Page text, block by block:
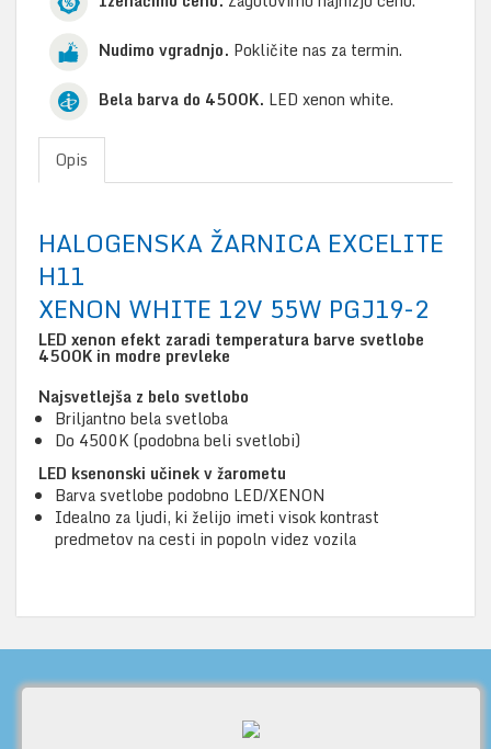
Nudimo vgradnjo. Pokličite nas za termin.
Bela barva do 4500K. LED xenon white.
Opis
HALOGENSKA ŽARNICA EXCELITE
H11
XENON WHITE 12V 55W PGJ19-2
LED xenon efekt zaradi temperatura barve svetlobe
4500K in modre prevleke
Najsvetlejša z belo svetlobo
Briljantno bela svetloba
Do 4500K (podobna beli svetlobi)
LED ksenonski učinek v žarometu
Barva svetlobe podobno LED/XENON
Idealno za ljudi, ki želijo imeti visok kontrast
predmetov na cesti in popoln videz vozila